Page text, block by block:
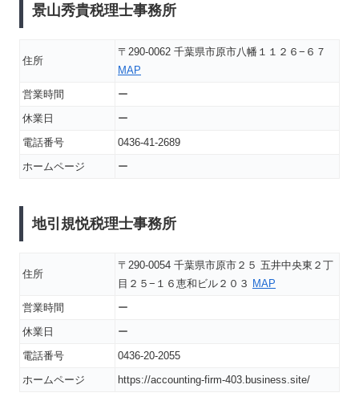
景山秀貴税理士事務所
住所
〒290-0062 千葉県市原市八幡１１２６−６７
MAP
営業時間
ー
休業日
ー
電話番号
0436-41-2689
ホームページ
ー
地引規悦税理士事務所
住所
〒290-0054 千葉県市原市２５ 五井中央東２丁
目２５−１６恵和ビル２０３ MAP
営業時間
ー
休業日
ー
電話番号
0436-20-2055
ホームページ
https://accounting-firm-403.business.site/